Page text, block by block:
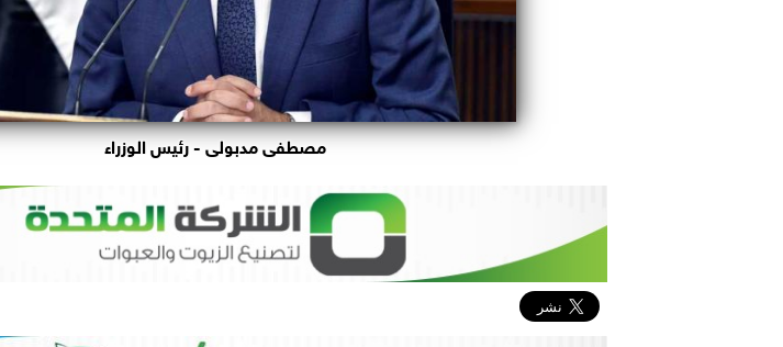
مصطفى مدبولى - رئيس الوزراء